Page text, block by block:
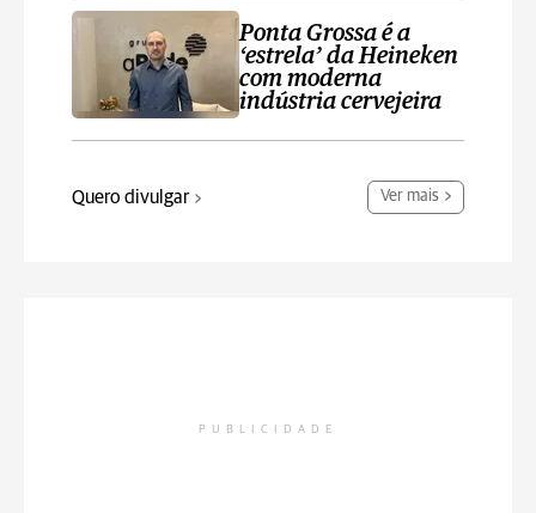
Ponta Grossa é a
‘estrela’ da Heineken
com moderna
indústria cervejeira
Quero divulgar Ver mais
PUBLICIDADE